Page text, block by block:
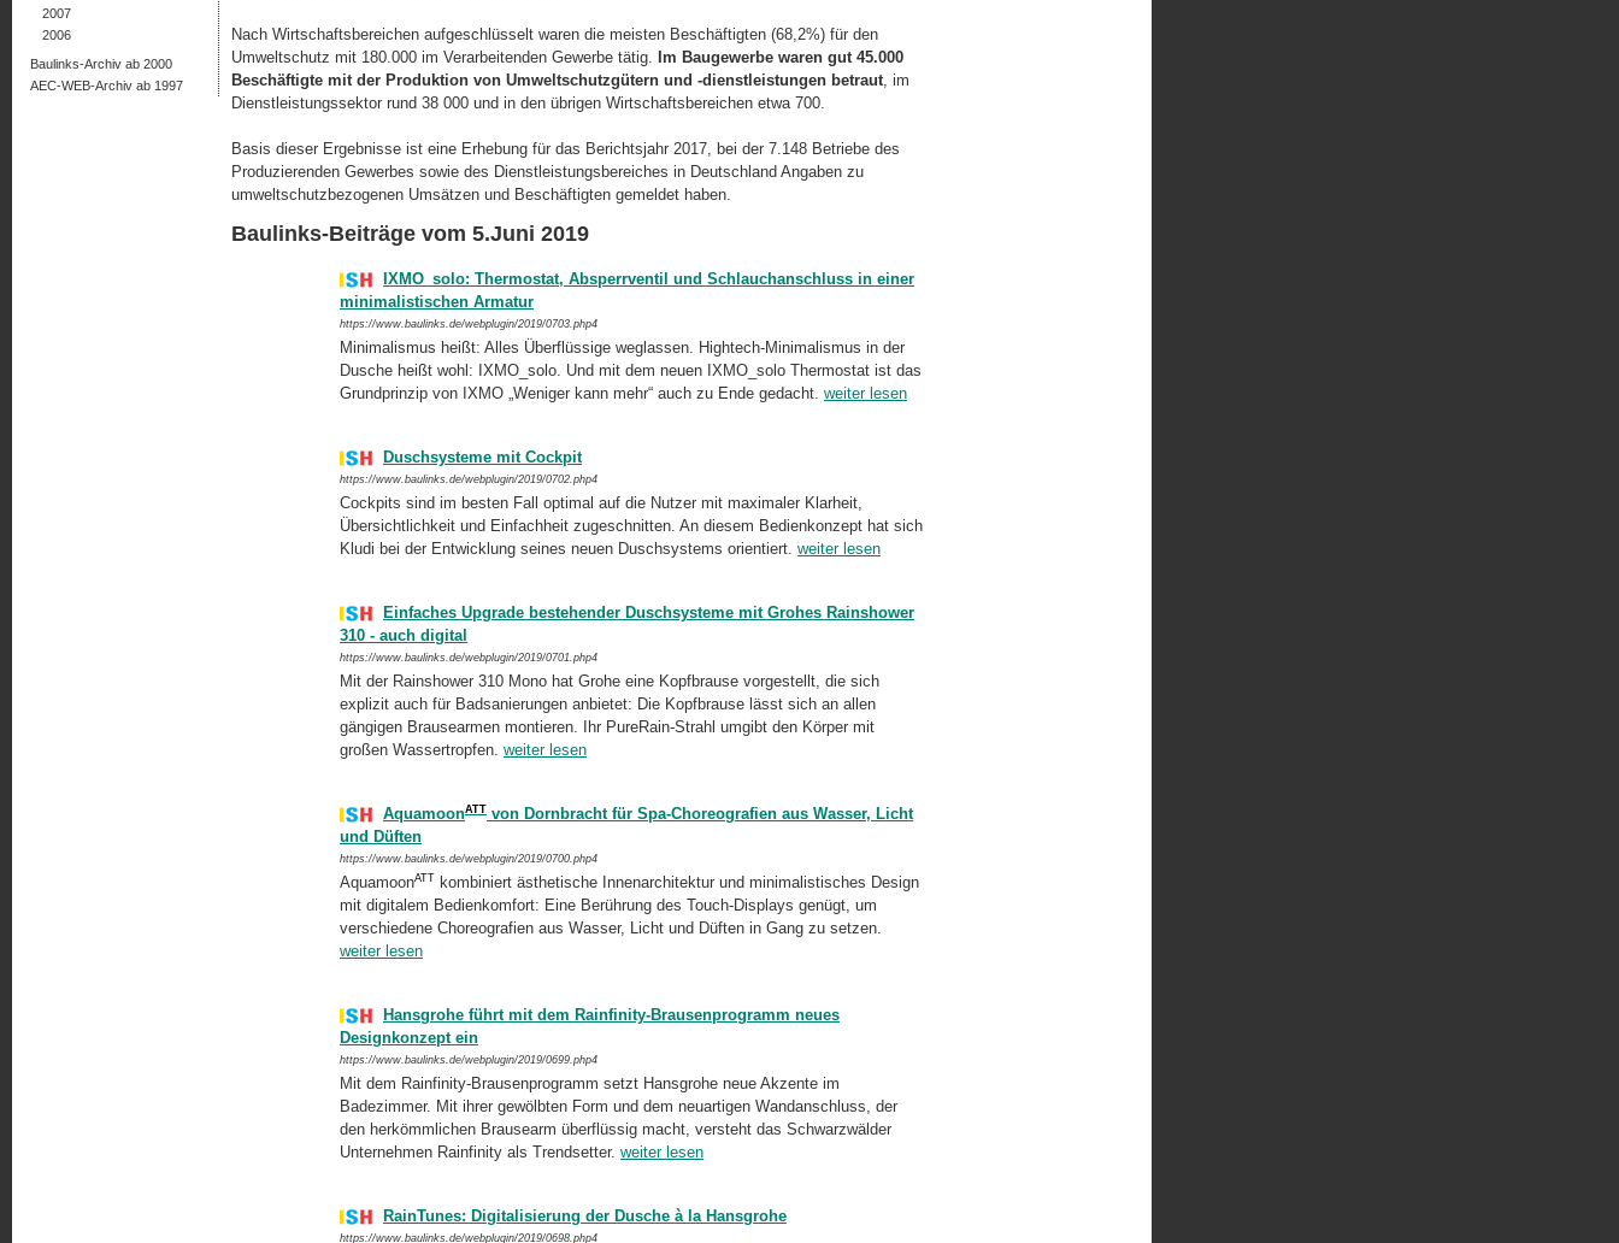
Nach Wirtschaftsbereichen aufgeschlüsselt waren die meisten Beschäftigten (68,2%) für den
Umweltschutz mit 180.000 im Verarbeitenden Gewerbe tätig. Im Bau­ge­wer­be waren gut 45.000
Beschäftigte mit der Produktion von Umwelt­schutz­gü­tern und -dienstleistungen betraut, im
Dienstleistungssektor rund 38 000 und in den übrigen Wirtschaftsbereichen etwa 700.
Basis dieser Ergebnisse ist eine Erhebung für das Berichtsjahr 2017, bei der 7.148 Betriebe des
Produzierenden Gewerbes sowie des Dienstleistungsbereiches in Deutschland Angaben zu
umweltschutzbezogenen Umsätzen und Beschäftigten gemeldet haben.
Baulinks-Beiträge vom 5.Juni 2019
IXMO_solo: Thermostat, Absperrventil und Schlauchanschluss in einer
minimalistischen Armatur
https://www.baulinks.de/webplugin/2019/0703.php4
Minimalismus heißt: Alles Überflüssige weglassen. Hightech-Mini­ma­lis­mus in der
Dusche heißt wohl: IXMO_solo. Und mit dem neuen IXMO_solo Thermostat ist das
Grundprinzip von IXMO „Weniger kann mehr“ auch zu Ende gedacht. weiter lesen
Duschsysteme mit Cockpit
https://www.baulinks.de/webplugin/2019/0702.php4
Cockpits sind im besten Fall optimal auf die Nutzer mit maximaler Klarheit,
Übersichtlichkeit und Einfachheit zugeschnitten. An diesem Bedienkonzept hat sich
Kludi bei der Entwicklung seines neuen Dusch­systems orientiert. weiter lesen
Einfaches Upgrade bestehender Duschsysteme mit Grohes Rainshower
310 - auch digital
https://www.baulinks.de/webplugin/2019/0701.php4
Mit der Rainshower 310 Mono hat Grohe eine Kopfbrause vorgestellt, die sich
explizit auch für Badsanierungen anbietet: Die Kopfbrause lässt sich an allen
gängigen Brausearmen montieren. Ihr PureRain-Strahl umgibt den Körper mit
großen Wassertropfen. weiter lesen
AquamoonATT von Dornbracht für Spa-Choreografien aus Wasser, Licht
und Düften
https://www.baulinks.de/webplugin/2019/0700.php4
AquamoonATT kombiniert ästhetische Innenarchitektur und mini­ma­lis­ti­sches Design
mit digitalem Bedienkomfort: Eine Berührung des Touch-Displays genügt, um
verschiedene Choreografien aus Wasser, Licht und Düften in Gang zu setzen.
weiter lesen
Hansgrohe führt mit dem Rainfinity-Brausenprogramm neues
Designkonzept ein
https://www.baulinks.de/webplugin/2019/0699.php4
Mit dem Rainfinity-Brausenprogramm setzt Hansgrohe neue Akzente im
Badezimmer. Mit ihrer gewölbten Form und dem neuartigen Wand­an­schluss, der
den herkömmlichen Brausearm überflüssig macht, versteht das Schwarzwälder
Unternehmen Rainfinity als Trendsetter. weiter lesen
RainTunes: Digitalisierung der Dusche à la Hansgrohe
https://www.baulinks.de/webplugin/2019/0698.php4
2007
2006
Baulinks-Archiv ab 2000
AEC-WEB-Archiv ab 1997